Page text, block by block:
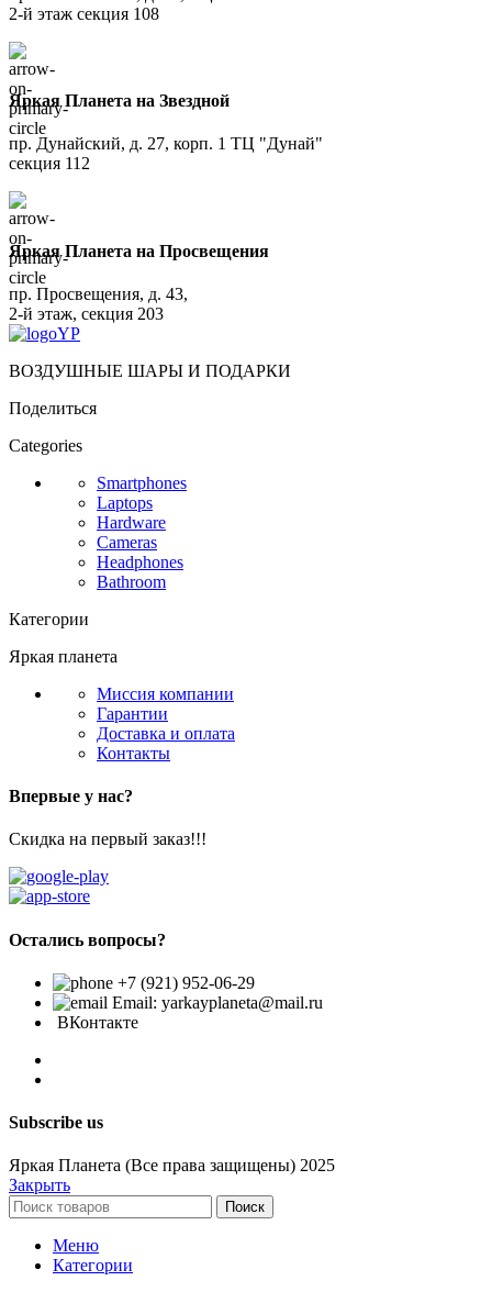
2-й этаж секция 108
Яркая Планета на Звездной
пр. Дунайский, д. 27, корп. 1 ТЦ "Дунай"
секция 112
Яркая Планета на Просвещения
пр. Просвещения, д. 43,
2-й этаж, секция 203
ВОЗДУШНЫЕ ШАРЫ И ПОДАРКИ
Поделиться
Categories
Smartphones
Laptops
Hardware
Cameras
Headphones
Bathroom
Категории
Яркая планета
Миссия компании
Гарантии
Доставка и оплата
Контакты
Впервые у нас?
Скидка на первый заказ!!!
Остались вопросы?
+7 (921) 952-06-29
Email: yarkayplaneta@mail.ru
ВКонтакте
Subscribe us
Яркая Планета (Все права защищены) 2025
Закрыть
Поиск
Меню
Категории